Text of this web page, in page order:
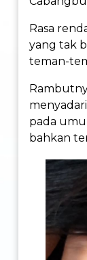
Rasa
yang tak
teman-
pada
bahkan